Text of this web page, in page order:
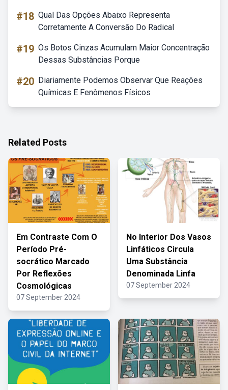
#18 Qual Das Opções Abaixo Representa
Corretamente A Conversão Do Radical
#19 Os Botos Cinzas Acumulam Maior Concentração
Dessas Substâncias Porque
#20 Diariamente Podemos Observar Que Reações
Químicas E Fenômenos Físicos
Related Posts
Em Contraste Com O
Período Pré-
socrático Marcado
Por Reflexões
Cosmológicas
07 September 2024
No Interior Dos Vasos
Linfáticos Circula
Uma Substância
Denominada Linfa
07 September 2024